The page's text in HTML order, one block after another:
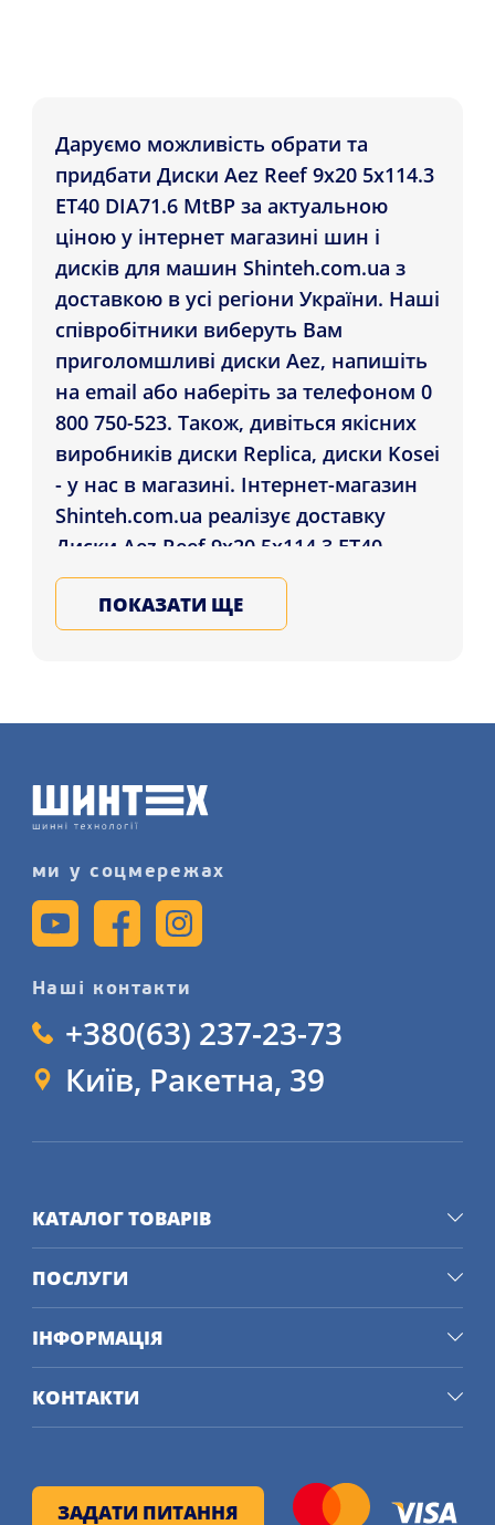
Даруємо можливість обрати та
придбати Диски Aez Reef 9x20 5x114.3
ET40 DIA71.6 MtBP за актуальною
ціною у інтернет магазині шин і
дисків для машин Shinteh.com.ua з
доставкою в усі регіони України. Наші
співробітники виберуть Вам
приголомшливі диски Aez, напишіть
на email або наберіть за телефоном 0
800 750-523. Також, дивіться якісних
виробників диски Replica, диски Kosei
- у нас в магазині. Інтернет-магазин
Shinteh.com.ua реалізує доставку
Диски Aez Reef 9x20 5x114.3 ET40
DIA71.6 MtBP покупцям у: Дніпро,
Рівне, Полтава , а також ін. куточки
України. Замовляйте литі, ковані,
детальніше на сайті.
ПОКАЗАТИ ЩЕ
ми у соцмережах
Наші контакти
+380(63) 237-23-73
Київ, Ракетна, 39
ЗАДАТИ ПИТАННЯ
КАТАЛОГ ТОВАРІВ
ПОСЛУГИ
ІНФОРМАЦІЯ
КОНТАКТИ